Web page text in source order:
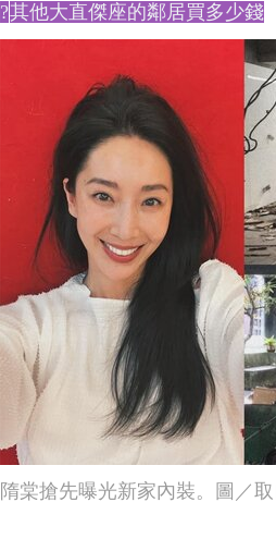
?其他大直傑座的鄰居買多少錢
隋棠搶先曝光新家內裝。圖／